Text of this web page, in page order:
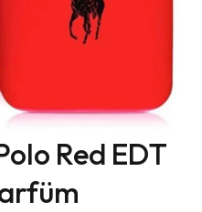
Red EDT